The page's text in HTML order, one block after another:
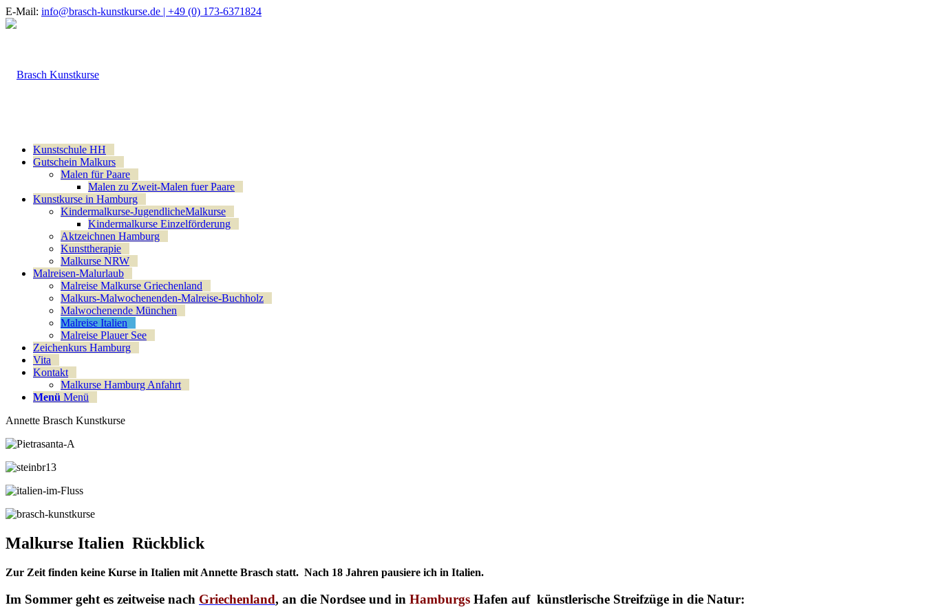
E-Mail: info@brasch-kunstkurse.de | +49 (0) 173-6371824
Kunstschule HH
Gutschein Malkurs
Malen für Paare
Malen zu Zweit-Malen fuer Paare
Kunstkurse in Hamburg
Kindermalkurse-JugendlicheMalkurse
Kindermalkurse Einzelförderung
Aktzeichnen Hamburg
Kunsttherapie
Malkurse NRW
Malreisen-Malurlaub
Malreise Malkurse Griechenland
Malkurs-Malwochenenden-Malreise-Buchholz
Malwochenende München
Malreise Italien
Malreise Plauer See
Zeichenkurs Hamburg
Vita
Kontakt
Malkurse Hamburg Anfahrt
Menü Menü
Annette Brasch Kunstkurse
Malkurse Italien Rückblick
Zur Zeit finden keine Kurse in Italien mit Annette Brasch statt. Nach 18 Jahren pausiere ich in Italien.
Im Sommer geht es zeitweise nach Griechenland, an die Nordsee und in Hamburgs Hafen auf künstlerische Streifzüge in die Natur: